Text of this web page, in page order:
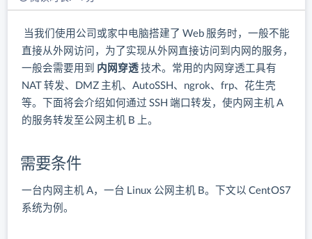
​ 当我们使用公司或家中电脑搭建了 Web 服务时，一般不能
直接从外网访问，为了实现从外网直接访问到内网的服务，
一般会需要用到 内网穿透技术。常用的内网穿透工具有
NAT 转发、DMZ 主机、AutoSSH、ngrok、frp、花生壳
等。下面将会介绍如何通过 SSH 端口转发，使内网主机 A
的服务转发至公网主机 B 上。
需要条件
一台内网主机 A，一台 Linux 公网主机 B。下文以 CentOS7
系统为例。